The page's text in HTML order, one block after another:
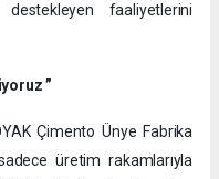
faaliyetlerini
”
Çimento Ünye Fabrika
üretim rakamlarıyla